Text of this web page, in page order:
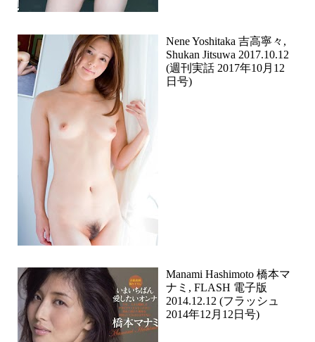
Nene Yoshitaka 吉高寧々,
Shukan Jitsuwa 2017.10.12
(週刊実話 2017年10月12
日号)
Manami Hashimoto 橋本マ
ナミ, FLASH 電子版
2014.12.12 (フラッシュ
2014年12月12日号)